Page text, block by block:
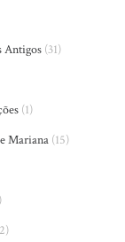
Antigos (31)
(1)
Mariana (15)